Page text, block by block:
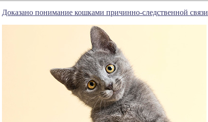
Доказано понимание кошками причинно-следственной связи